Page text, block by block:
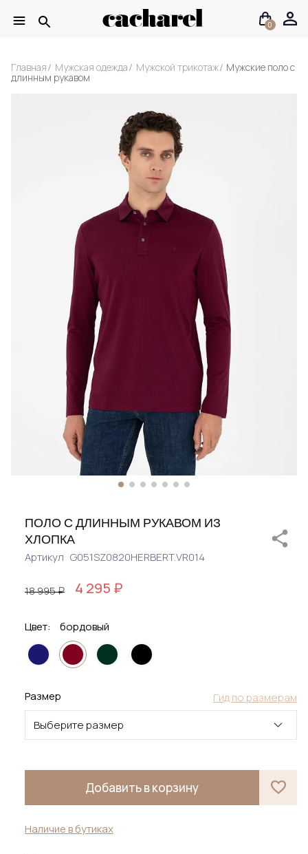
0
Главная Мужская одежда Мужской трикотаж Мужские поло с
длинным рукавом
ПОЛО С ДЛИННЫМ РУКАВОМ ИЗ
ХЛОПКА
Артикул G051SZ0820HERBERT.VR014
18 995 ₽ 4 295 ₽
Цвет: бордовый
Гид по размерам
Размер
Выберите размер
Добавить в корзину
Наличие в бутиках